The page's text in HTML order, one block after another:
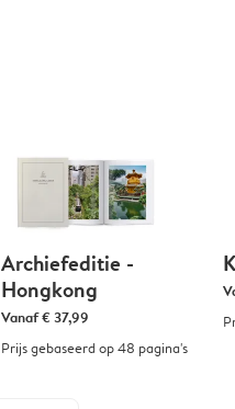
Archiefeditie -
Hongkong
Vanaf€ 37,99
Prijs gebaseerd op 48 pagina's